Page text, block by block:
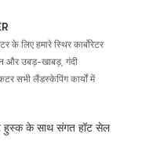
लिए हमारे स्थिर कार्बोरेटर
और उबड़-खाबड़, गंदी
सभी लैंडस्केपिंग कार्यों में